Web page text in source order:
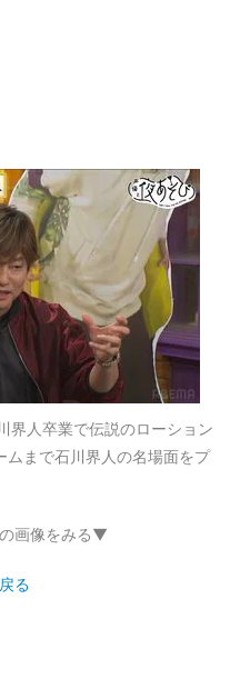
界人卒業で伝説のローション
ムまで石川界人の名場面をプ
画像をみる▼
る